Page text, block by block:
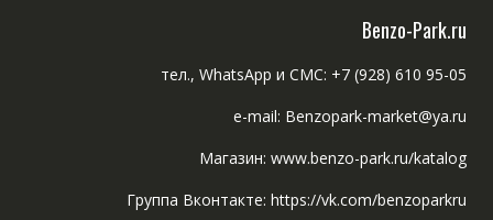
Benzo-Park.ru
тел., WhatsApp и СМС: +7 (928) 610 95-05
e-mail: Benzopark-market@ya.ru
Магазин: www.benzo-park.ru/katalog
Группа Вконтакте: https://vk.com/benzoparkru